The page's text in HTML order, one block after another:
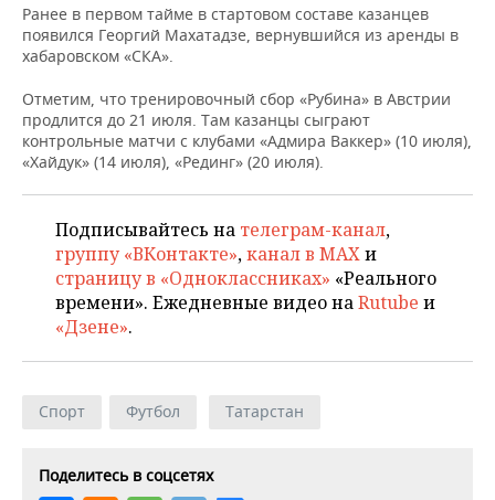
ИНВЕСТИЦИИ
НЕФТЕХИМИЯ
ОПК
НОВОСТИ БИЗНЕСА
РОЗНИЧНАЯ ТОРГОВЛЯ
ТРАНСПОРТ
УСЛУГИ
ТЕХНОЛОГИИ
НОВОСТИ ТЕХНОЛОГИЙ
IT
МЕДИА
ТЕЛЕКОММУНИКАЦИИ
МЕРОПРИЯТИЯ
НОВОСТИ МЕРОПРИЯТИЙ
ВЫЕЗДНАЯ РЕДАКЦИЯ
БИЗНЕС-БРАНЧИ
ONLINE-КОНФЕРЕНЦИИ
ОТКРЫТАЯ ЛЕКЦИЯ
СПОРТ
НОВОСТИ СПОРТА
ФУТБОЛ
ХОККЕЙ
БАСКЕТБОЛ
КИБЕРСПОРТ
ФИГУРНОЕ КАТАНИЕ
ОБЩЕСТВО
НОВОСТИ ОБЩЕСТВА
ВЛАСТЬ
ИНФРАСТРУКТУРА
КУЛЬТУРА
МЕДИЦИНА
ФОТОГАЛЕРЕЯ
СЮЖЕТЫ
СПРАВОЧНИК
СПИСОК КОМПАНИЙ
Ранее в первом тайме в стартовом составе казанцев
появился Георгий Махатадзе, вернувшийся из аренды в
хабаровском «СКА».
Отметим, что тренировочный сбор «Рубина» в Австрии
продлится до 21 июля. Там казанцы сыграют
контрольные матчи с клубами «Адмира Ваккер» (10 июля),
«Хайдук» (14 июля), «Рединг» (20 июля).
Подписывайтесь на телеграм-канал,
группу «ВКонтакте»,канал в MAXи
страницу в «Одноклассниках» «Реального
времени». Ежедневные видео наRutube и
«Дзене».
Спорт Футбол Татарстан
Поделитесь в соцсетях